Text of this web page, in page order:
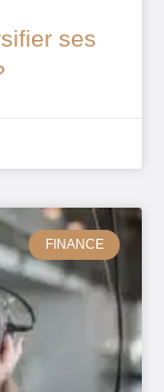
ses
FINANCE